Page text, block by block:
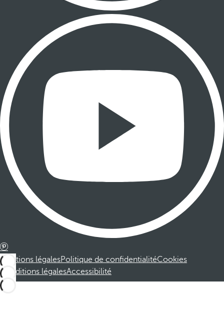
Mentions légalesPolitique de confidentialitéCookies
Conditions légalesAccessibilité